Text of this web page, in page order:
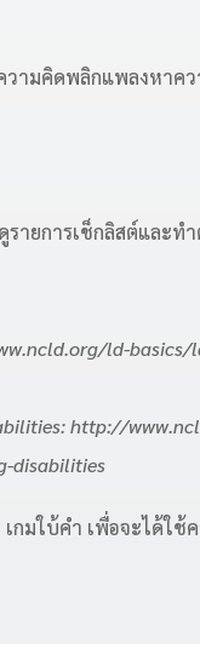
ความคิดพลิกแพลงห
ายการเช็กลิสต์และท
ld-
http://
disabilities
เกมใบ้คำ เพื่อจะได้